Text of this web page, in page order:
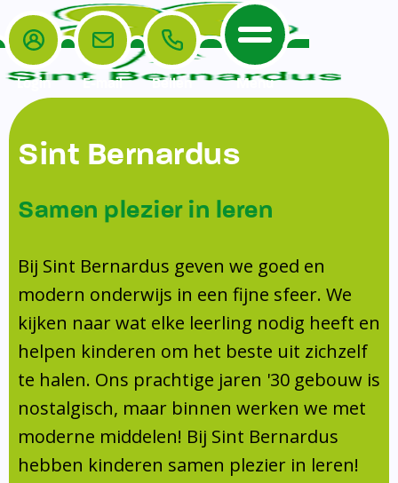
Home
De School
Veiligheidsplan
Onderwijs
Leerlingenraad
Leerlingenzorg
Doorstroomtoets
Jeugdprofessional op school
Centrum Jeugd en Gezin
Schoollogopedie
schoolondersteuningsprofiel
Schooltijden
Absentie
Vakanties
Aanmelden
Het Team
Ouders
Ouders
TussenSchoolse Opvang (TSO)
Ouderraad (OR)
Medezeggenschapsraad (MR)
Formulieren
Klachtenregeling
Contact
Login E-mail Bellen Menu
Sint Bernardus
Samen plezier in leren
Bij Sint Bernardus geven we goed en
modern onderwijs in een fijne sfeer. We
kijken naar wat elke leerling nodig heeft en
helpen kinderen om het beste uit zichzelf
te halen. Ons prachtige jaren '30 gebouw is
nostalgisch, maar binnen werken we met
moderne middelen! Bij Sint Bernardus
hebben kinderen samen plezier in leren!